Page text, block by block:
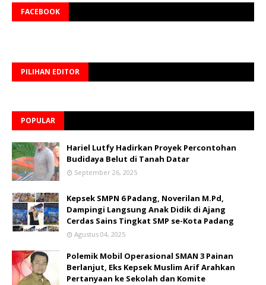
FACEBOOK
PILIHAN EDITOR
POPULAR
Hariel Lutfy Hadirkan Proyek Percontohan
Budidaya Belut di Tanah Datar
September 26, 2025
Kepsek SMPN 6 Padang, Noverilan M.Pd,
Dampingi Langsung Anak Didik di Ajang
Cerdas Sains Tingkat SMP se-Kota Padang
Agustus 04, 2025
Polemik Mobil Operasional SMAN 3 Painan
Berlanjut, Eks Kepsek Muslim Arif Arahkan
Pertanyaan ke Sekolah dan Komite